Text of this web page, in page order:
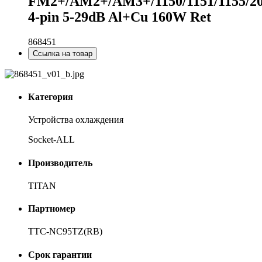
4-pin 5-29dB Al+Cu 160W Ret
868451
Ссылка на товар
Категория
Устройства охлаждения
Socket-ALL
Производитель
TITAN
Партномер
TTC-NC95TZ(RB)
Срок гарантии